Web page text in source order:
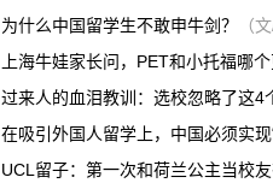
为什么中国留学生不敢申牛剑？ （
上海牛娃家长问，PET和小托福哪个
过来人的血泪教训：选校忽略了这4
在吸引外国人留学上，中国必须实现
UCL留子：第一次和荷兰公主当校